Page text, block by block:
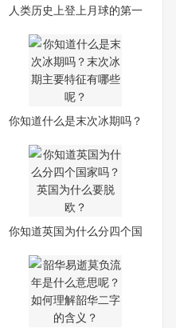
人类历史上登上月球的第一
你知道什么是末次冰期吗？
你知道英国为什么分四个国